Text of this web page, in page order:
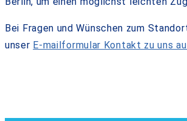
Bei Fragen und Wünschen zum
unser E-mailformular Kontakt zu uns